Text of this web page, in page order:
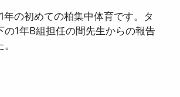
年の初めての柏集中体育です。タ
の1年B組担任の間先生からの報告